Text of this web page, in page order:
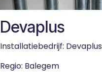
Devaplus
Installatiebedrijf: Devaplus
Regio: Balegem